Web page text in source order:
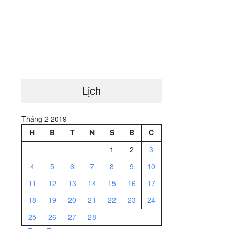
Lịch
Tháng 2 2019
H
B T N S B
C
1
2
3
4
5 6 7 8 9
10
11
12 13 14 15 16
17
18
19 20 21 22 23
24
25
26 27
28